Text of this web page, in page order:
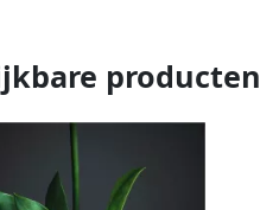
producten